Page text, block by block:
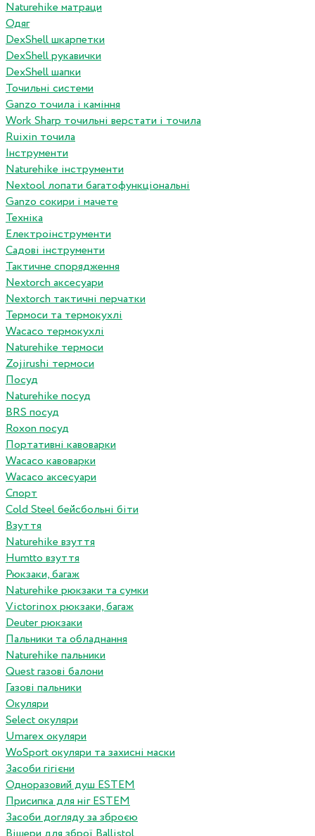
Naturehike матраци
Одяг
DexShell шкарпетки
DexShell рукавички
DexShell шапки
Точильні системи
Ganzo точила і каміння
Work Sharp точильні верстати і точила
Ruixin точила
Інструменти
Naturehike інструменти
Nextool лопати багатофункціональні
Ganzo сокири і мачете
Техніка
Електроінструменти
Садові інструменти
Тактичне спорядження
Nextorch аксесуари
Nextorch тактичні перчатки
Термоси та термокухлі
Wacaco термокухлі
Naturehike термоси
Zojirushi термоси
Посуд
Naturehike посуд
BRS посуд
Roxon посуд
Портативні кавоварки
Wacaco кавоварки
Wacaco аксесуари
Спорт
Cold Steel бейсбольні біти
Взуття
Naturehike взуття
Humtto взуття
Рюкзаки, багаж
Naturehike рюкзаки та сумки
Victorinox рюкзаки, багаж
Deuter рюкзаки
Пальники та обладнання
Naturehike пальники
Quest газові балони
Газові пальники
Окуляри
Select окуляри
Umarex окуляри
WoSport окуляри та захисні маски
Засоби гігієни
Одноразовий душ ESTEM
Присипка для ніг ESTEM
Засоби догляду за зброєю